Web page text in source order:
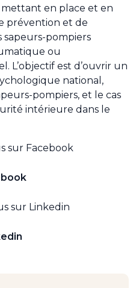
mettant en place et en
prévention et de
sapeurs-pompiers
ou
L’objectif est d’ouvrir un
national,
pompiers, et le cas
intérieure dans le
sur Facebook
sur Linkedin